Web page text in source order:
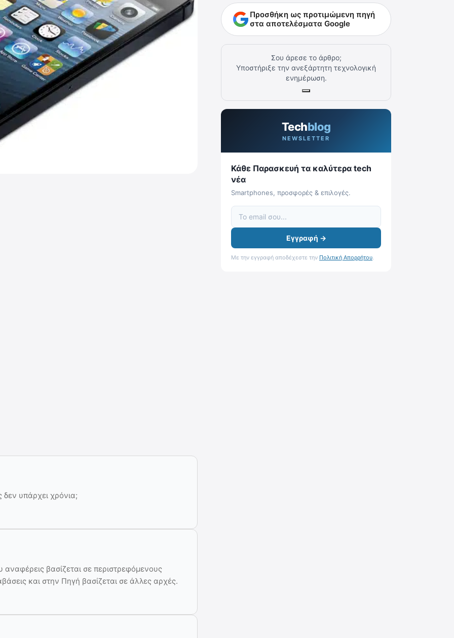
υπάρχει χρόνια;
βασίζεται σε περιστρεφόμενους
και στην Πηγή βασίζεται σε άλλες αρχές.
Προσθήκη ως προτιμώμενη πηγή
στα αποτελέσματα Google
Σου άρεσε το άρθρο;
Υποστήριξε την ανεξάρτητη τεχνολογική
ενημέρωση.
Techblog
NEWSLETTER
Κάθε Παρασκευή τα καλύτερα tech
νέα
Smartphones, προσφορές & επιλογές.
Εγγραφή →
Με την εγγραφή αποδέχεστε την Πολιτική Απορρήτου.